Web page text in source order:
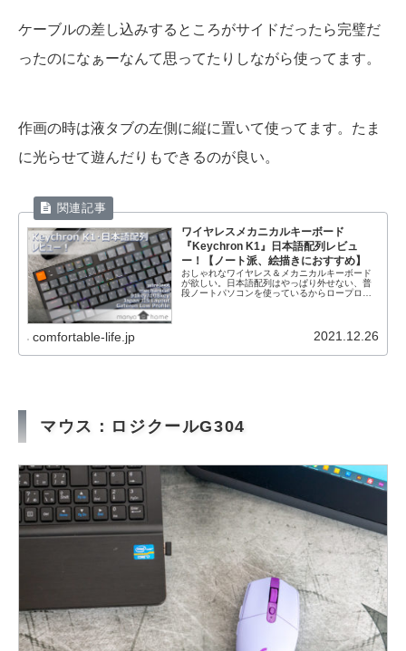
ケーブルの差し込みするところがサイドだったら完璧だ
ったのになぁーなんて思ってたりしながら使ってます。
作画の時は液タブの左側に縦に置いて使ってます。たま
に光らせて遊んだりもできるのが良い。
ワイヤレスメカニカルキーボード
『Keychron K1』日本語配列レビュ
ー！【ノート派、絵描きにおすすめ】
おしゃれなワイヤレス＆メカニカルキーボード
が欲しい。日本語配列はやっぱり外せない、普
段ノートパソコンを使っているからロープロフ
なく、絵描きにもオススメのキーボードでした
comfortable-life.jp 2021.12.26
マウス：ロジクールG304